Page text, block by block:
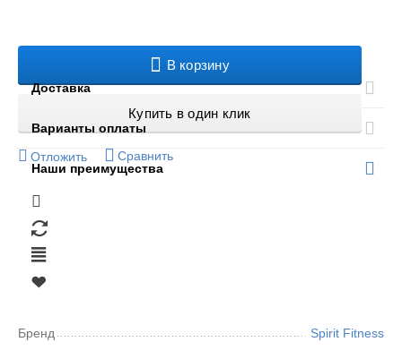
В корзину
Купить в один клик
Отложить Сравнить
Доставка
Варианты оплаты
Наши преимущества
Бренд Spirit Fitness